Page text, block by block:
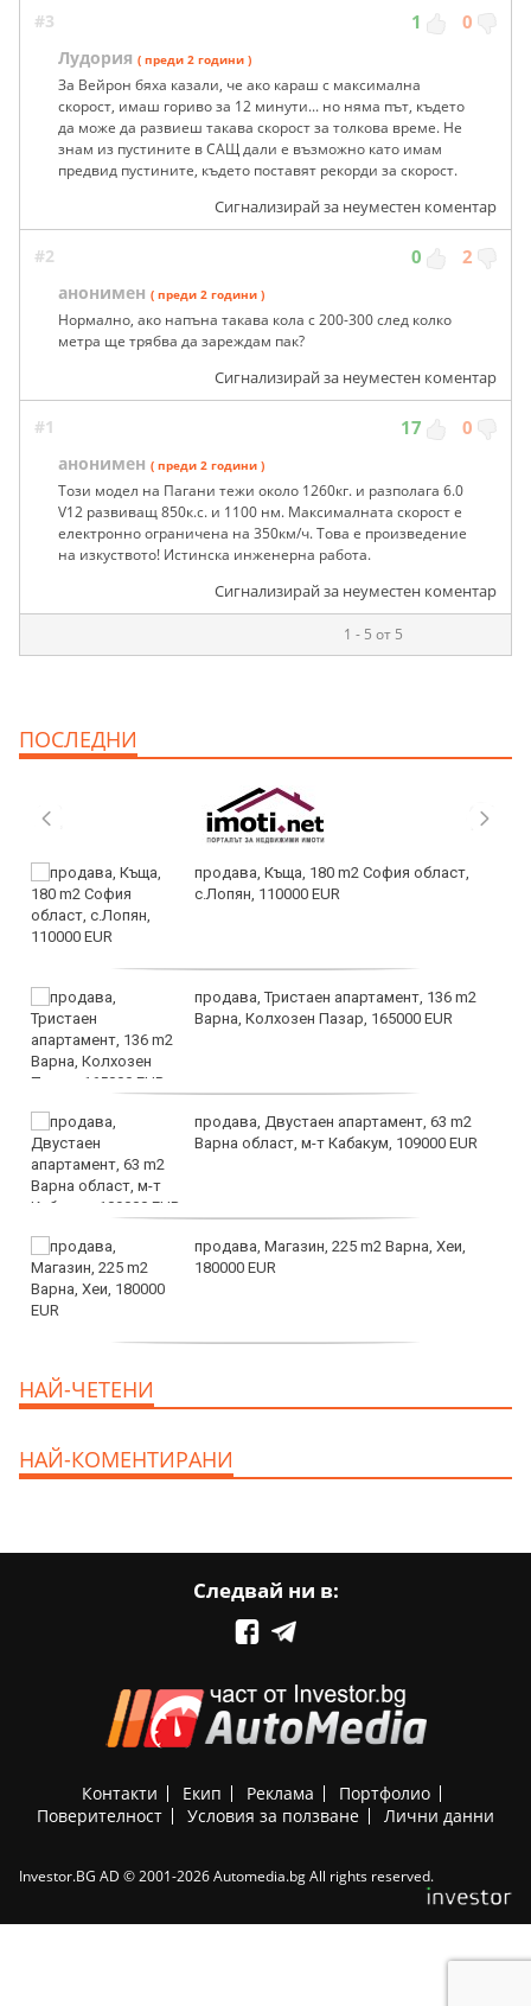
#3 1 0
Лудория ( преди 2 години )
За Вейрон бяха казали, че ако караш с максимална
скорост, имаш гориво за 12 минути... но няма път, където
да може да развиеш такава скорост за толкова време. Не
знам из пустините в САЩ дали е възможно като имам
предвид пустините, където поставят рекорди за скорост.
Сигнализирай за неуместен коментар
#2 0 2
анонимен ( преди 2 години )
Нормално, ако напъна такава кола с 200-300 след колко
метра ще трябва да зареждам пак?
Сигнализирай за неуместен коментар
#1 17 0
анонимен ( преди 2 години )
Този модел на Пагани тежи около 1260кг. и разполага 6.0
V12 развиващ 850к.с. и 1100 нм. Максималната скорост е
електронно ограничена на 350км/ч. Това е произведение
на изкуството! Истинска инженерна работа.
Сигнализирай за неуместен коментар
1 - 5 от 5
ПОСЛЕДНИ
продава, Къща, 180 m2 София област,
с.Лопян, 110000 EUR
продава, Тристаен апартамент, 136 m2
Варна, Колхозен Пазар, 165000 EUR
продава, Двустаен апартамент, 63 m2
Варна област, м-т Кабакум, 109000 EUR
продава, Магазин, 225 m2 Варна, Хеи,
180000 EUR
НАЙ-ЧЕТЕНИ
НАЙ-КОМЕНТИРАНИ
Следвай ни в:
Контакти Екип Реклама
Портфолио
Поверителност
Условия за ползване Лични данни
Investor.BG AD © 2001-2026 Automedia.bg All rights reserved.